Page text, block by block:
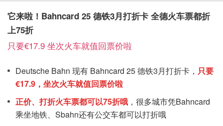
它来啦！Bahncard 25 德铁3月打折卡 全德火车票都折
上75折
只要€17.9 坐次火车就值回票价啦
Deutsche Bahn 现有 Bahncard 25 德铁3月打折卡， 只要
€17.9 ，坐次火车就值回票价啦
正价、打折火车票都可以75折哦 ，很多城市凭Bahncard
乘坐地铁、Sbahn还有公交车都可以打折哦